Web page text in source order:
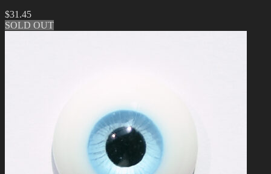
$31.45
SOLD OUT